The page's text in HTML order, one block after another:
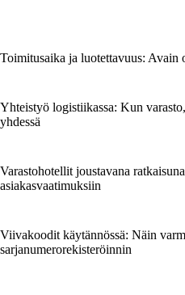
Toimitusaika ja luotettavuus: Avain
Yhteistyö logistiikassa: Kun
yhdessä
Varastohotellit joustavana
asiakasvaatimuksiin
Viivakoodit käytännössä: Näin
sarjanumerorekisteröinnin